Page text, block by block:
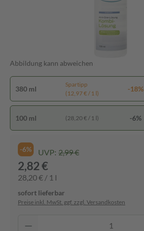
Abbildung kann abweichen
380 ml
Spartipp
(12,97 € / 1 l)
-18%
100 ml (28,20 € / 1 l) -6%
-6% UVP: 2,99 €
2,82 €
28,20 € / 1 l
sofort lieferbar
Preise inkl. MwSt. ggf. zzgl. Versandkosten